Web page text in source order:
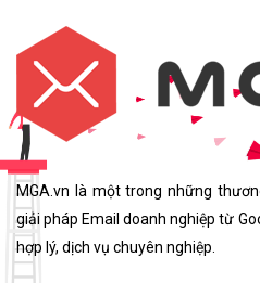
MGA.vn là một trong những
giải pháp Email doanh nghiệp từ
hợp lý, dịch vụ chuyên nghiệp.